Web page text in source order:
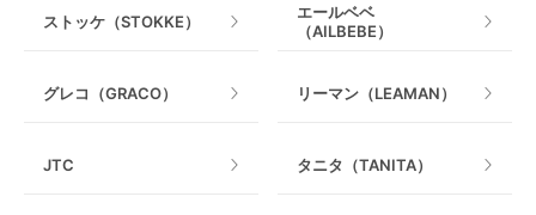
ストッケ（STOKKE）
エールベベ
（AILBEBE）
グレコ（GRACO） リーマン（LEAMAN）
JTC タニタ（TANITA）